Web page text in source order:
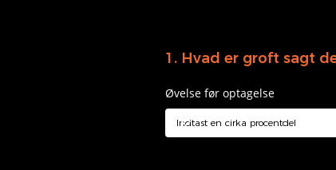
1. Hvad er groft sagt
Øvelse før optagelse